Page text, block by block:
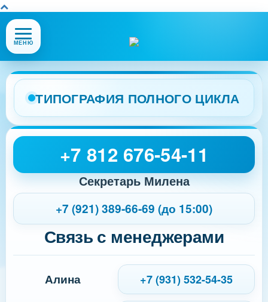
Открыть
или
меню
сайта
МЕНЮ
ТИПОГРАФИЯ ПОЛНОГО ЦИКЛА
+7 812 676-54-11
Секретарь Милена
+7 (921) 389-66-69 (до 15:00)
Связь с менеджерами
Алина +7 (931) 532-54-35